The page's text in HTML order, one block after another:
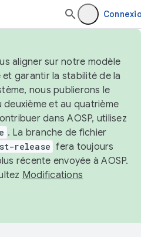
aligner sur notre modèle
garantir la stabilité de la
nous publierons le
et au quatrième
dans AOSP, utilisez
. La branche de fichier
release fera toujours
récente envoyée à AOSP.
Modifications